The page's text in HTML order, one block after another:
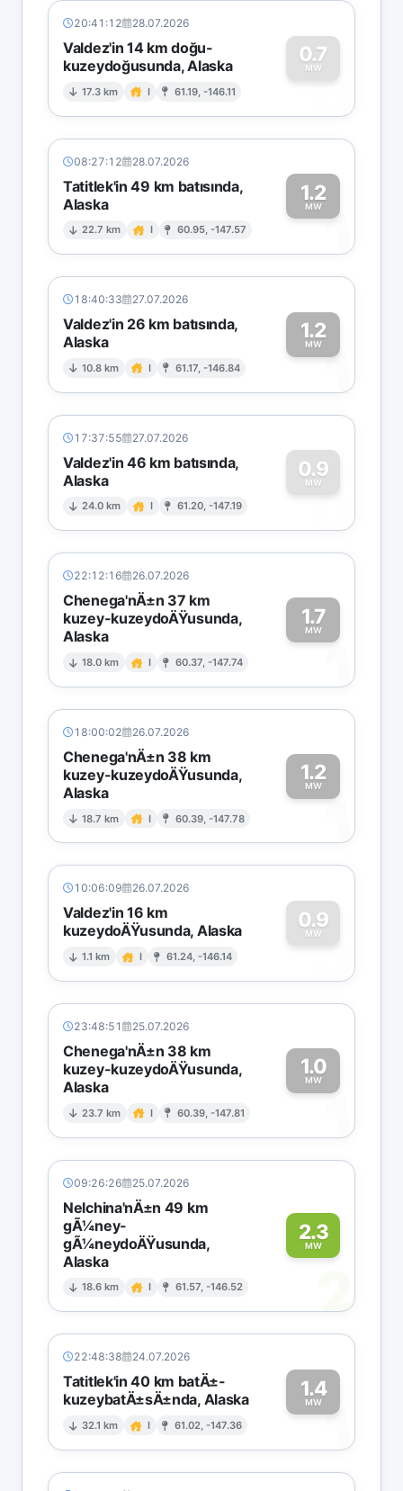
20:41:12 28.07.2026
Valdez'in 14 km doğu-
kuzeydoğusunda, Alaska
17.3 km I 61.19, -146.11
0.7
MW
0
08:27:12 28.07.2026
Tatitlek'in 49 km batısında,
Alaska
22.7 km I 60.95, -147.57
1.2
MW1
18:40:33 27.07.2026
Valdez'in 26 km batısında,
Alaska
10.8 km I 61.17, -146.84
1.2
MW1
17:37:55 27.07.2026
Valdez'in 46 km batısında,
Alaska
24.0 km I 61.20, -147.19
0.9
MW
0
22:12:16 26.07.2026
Chenega'nÄ±n 37 km
kuzey-kuzeydoÄŸusunda,
Alaska
18.0 km I 60.37, -147.74
1.7
MW
1
18:00:02 26.07.2026
Chenega'nÄ±n 38 km
kuzey-kuzeydoÄŸusunda,
Alaska
18.7 km I 60.39, -147.78
1.2
MW
1
10:06:09 26.07.2026
Valdez'in 16 km
kuzeydoÄŸusunda, Alaska
1.1 km I 61.24, -146.14
0.9
MW
0
23:48:51 25.07.2026
Chenega'nÄ±n 38 km
kuzey-kuzeydoÄŸusunda,
Alaska
23.7 km I 60.39, -147.81
1.0
MW
1
09:26:26 25.07.2026
Nelchina'nÄ±n 49 km
gÃ¼ney-
gÃ¼neydoÄŸusunda,
Alaska
18.6 km I 61.57, -146.52
2.3
MW
2
22:48:38 24.07.2026
Tatitlek'in 40 km batÄ±-
kuzeybatÄ±sÄ±nda, Alaska
32.1 km I 61.02, -147.36
1.4
MW1